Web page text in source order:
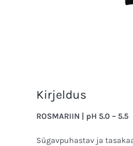
Kirjeldus
ROSMARIIN | pH 5.0 – 5.5
Sügavpuhastav ja